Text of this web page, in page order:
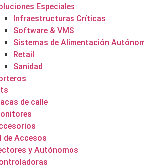
Especiales
Infraestructuras Críticas
Software & VMS
Sistemas de Alimentación
Retail
Sanidad
de calle
de Accesos
y Autónomos